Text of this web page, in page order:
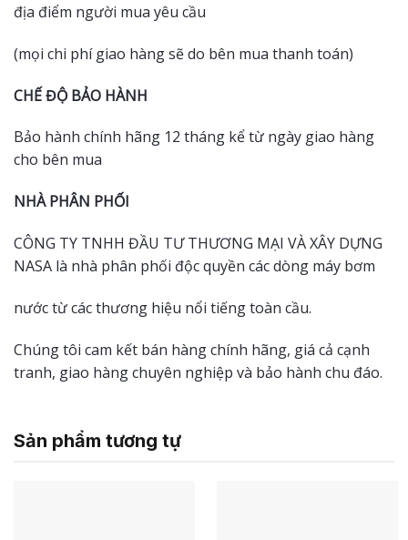
địa điểm người mua yêu cầu
(mọi chi phí giao hàng sẽ do bên mua thanh toán)
CHẾ ĐỘ BẢO HÀNH
Bảo hành chính hãng 12 tháng kể từ ngày giao hàng
cho bên mua
NHÀ PHÂN PHỐI
CÔNG TY TNHH ĐẦU TƯ THƯƠNG MẠI VÀ XÂY DỰNG
NASA là nhà phân phối độc quyền các dòng máy bơm
nước từ các thương hiệu nổi tiếng toàn cầu.
Chúng tôi cam kết bán hàng chính hãng, giá cả cạnh
tranh, giao hàng chuyên nghiệp và bảo hành chu đáo.
Sản phẩm tương tự